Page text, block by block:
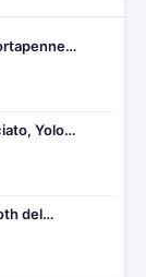
Yolo…
del…